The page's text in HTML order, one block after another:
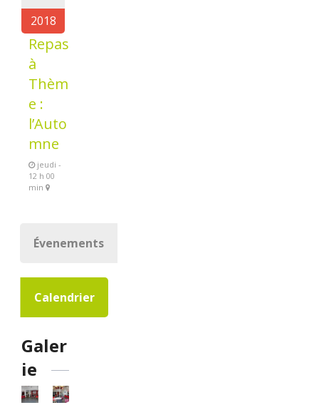
2018
Repas
à
Thèm
e :
l’Auto
mne
jeudi -
12 h 00
min
Évenements
Calendrier
Galer
ie